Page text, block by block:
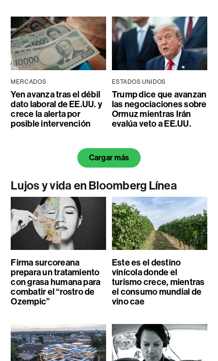
MERCADOS
Yen avanza tras el débil
dato laboral de EE.UU. y
crece la alerta por
posible intervención
ESTADOS UNIDOS
Trump dice que avanzan
las negociaciones sobre
Ormuz mientras Irán
evalúa veto a EE.UU.
Cargar más
Lujos y vida en Bloomberg Línea
Firma surcoreana
prepara un tratamiento
con grasa humana para
combatir el “rostro de
Ozempic”
Este es el destino
vinícola donde el
turismo crece, mientras
el consumo mundial de
vino cae